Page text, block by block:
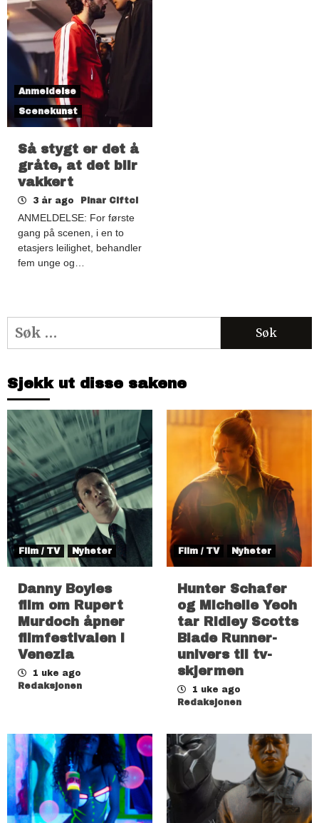
Anmeldelse
Scenekunst
Så stygt er det å
gråte, at det blir
vakkert
3 år ago Pinar Ciftci
ANMELDELSE: For første
gang på scenen, i en to
etasjers leilighet, behandler
fem unge og…
Søk
etter:
Sjekk ut disse sakene
Film / TV Nyheter
Danny Boyles
film om Rupert
Murdoch åpner
filmfestivalen i
Venezia
1 uke ago
Redaksjonen
Film / TV Nyheter
Hunter Schafer
og Michelle Yeoh
tar Ridley Scotts
Blade Runner-
univers til tv-
skjermen
1 uke ago
Redaksjonen